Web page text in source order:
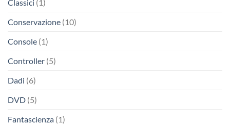
Classici (1)
Conservazione (10)
Console (1)
Controller (5)
Dadi (6)
DVD (5)
Fantascienza (1)